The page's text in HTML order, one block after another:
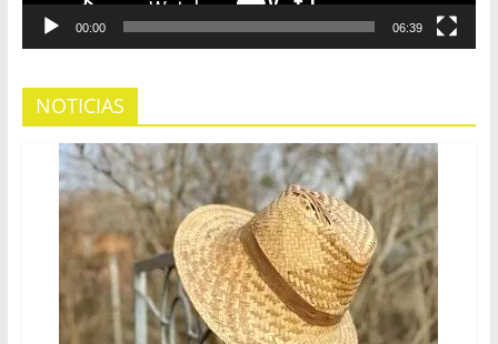
00:00 06:39
NOTICIAS